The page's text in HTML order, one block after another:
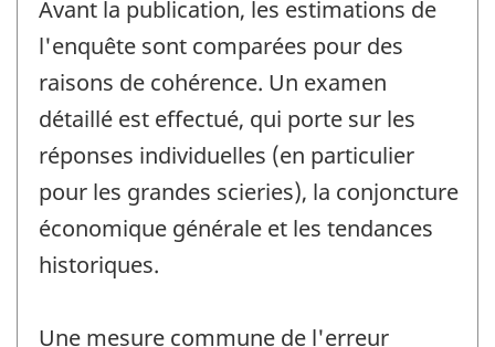
Avant la publication, les estimations de
l'enquête sont comparées pour des
raisons de cohérence. Un examen
détaillé est effectué, qui porte sur les
réponses individuelles (en particulier
pour les grandes scieries), la conjoncture
économique générale et les tendances
historiques.
Une mesure commune de l'erreur